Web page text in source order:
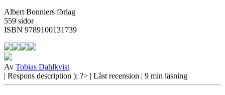
Albert Bonniers förlag
559 sidor
ISBN 9789100131739
Av Tobias Dahlkvist
| Respons description ); ?> | Låst recension | 9 min läsning